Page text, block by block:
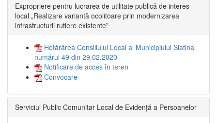
Expropriere pentru lucrarea de utilitate publică de interes
local „Realizare variantă ocolitoare prin modernizarea
infrastructurii rutiere existente”
Hotărârea Consiliului Local al Municipiului Slatina
numărul 49 din 29.02.2020
Notificare de acces în teren
Convocare
Serviciul Public Comunitar Local de Evidență a Persoanelor